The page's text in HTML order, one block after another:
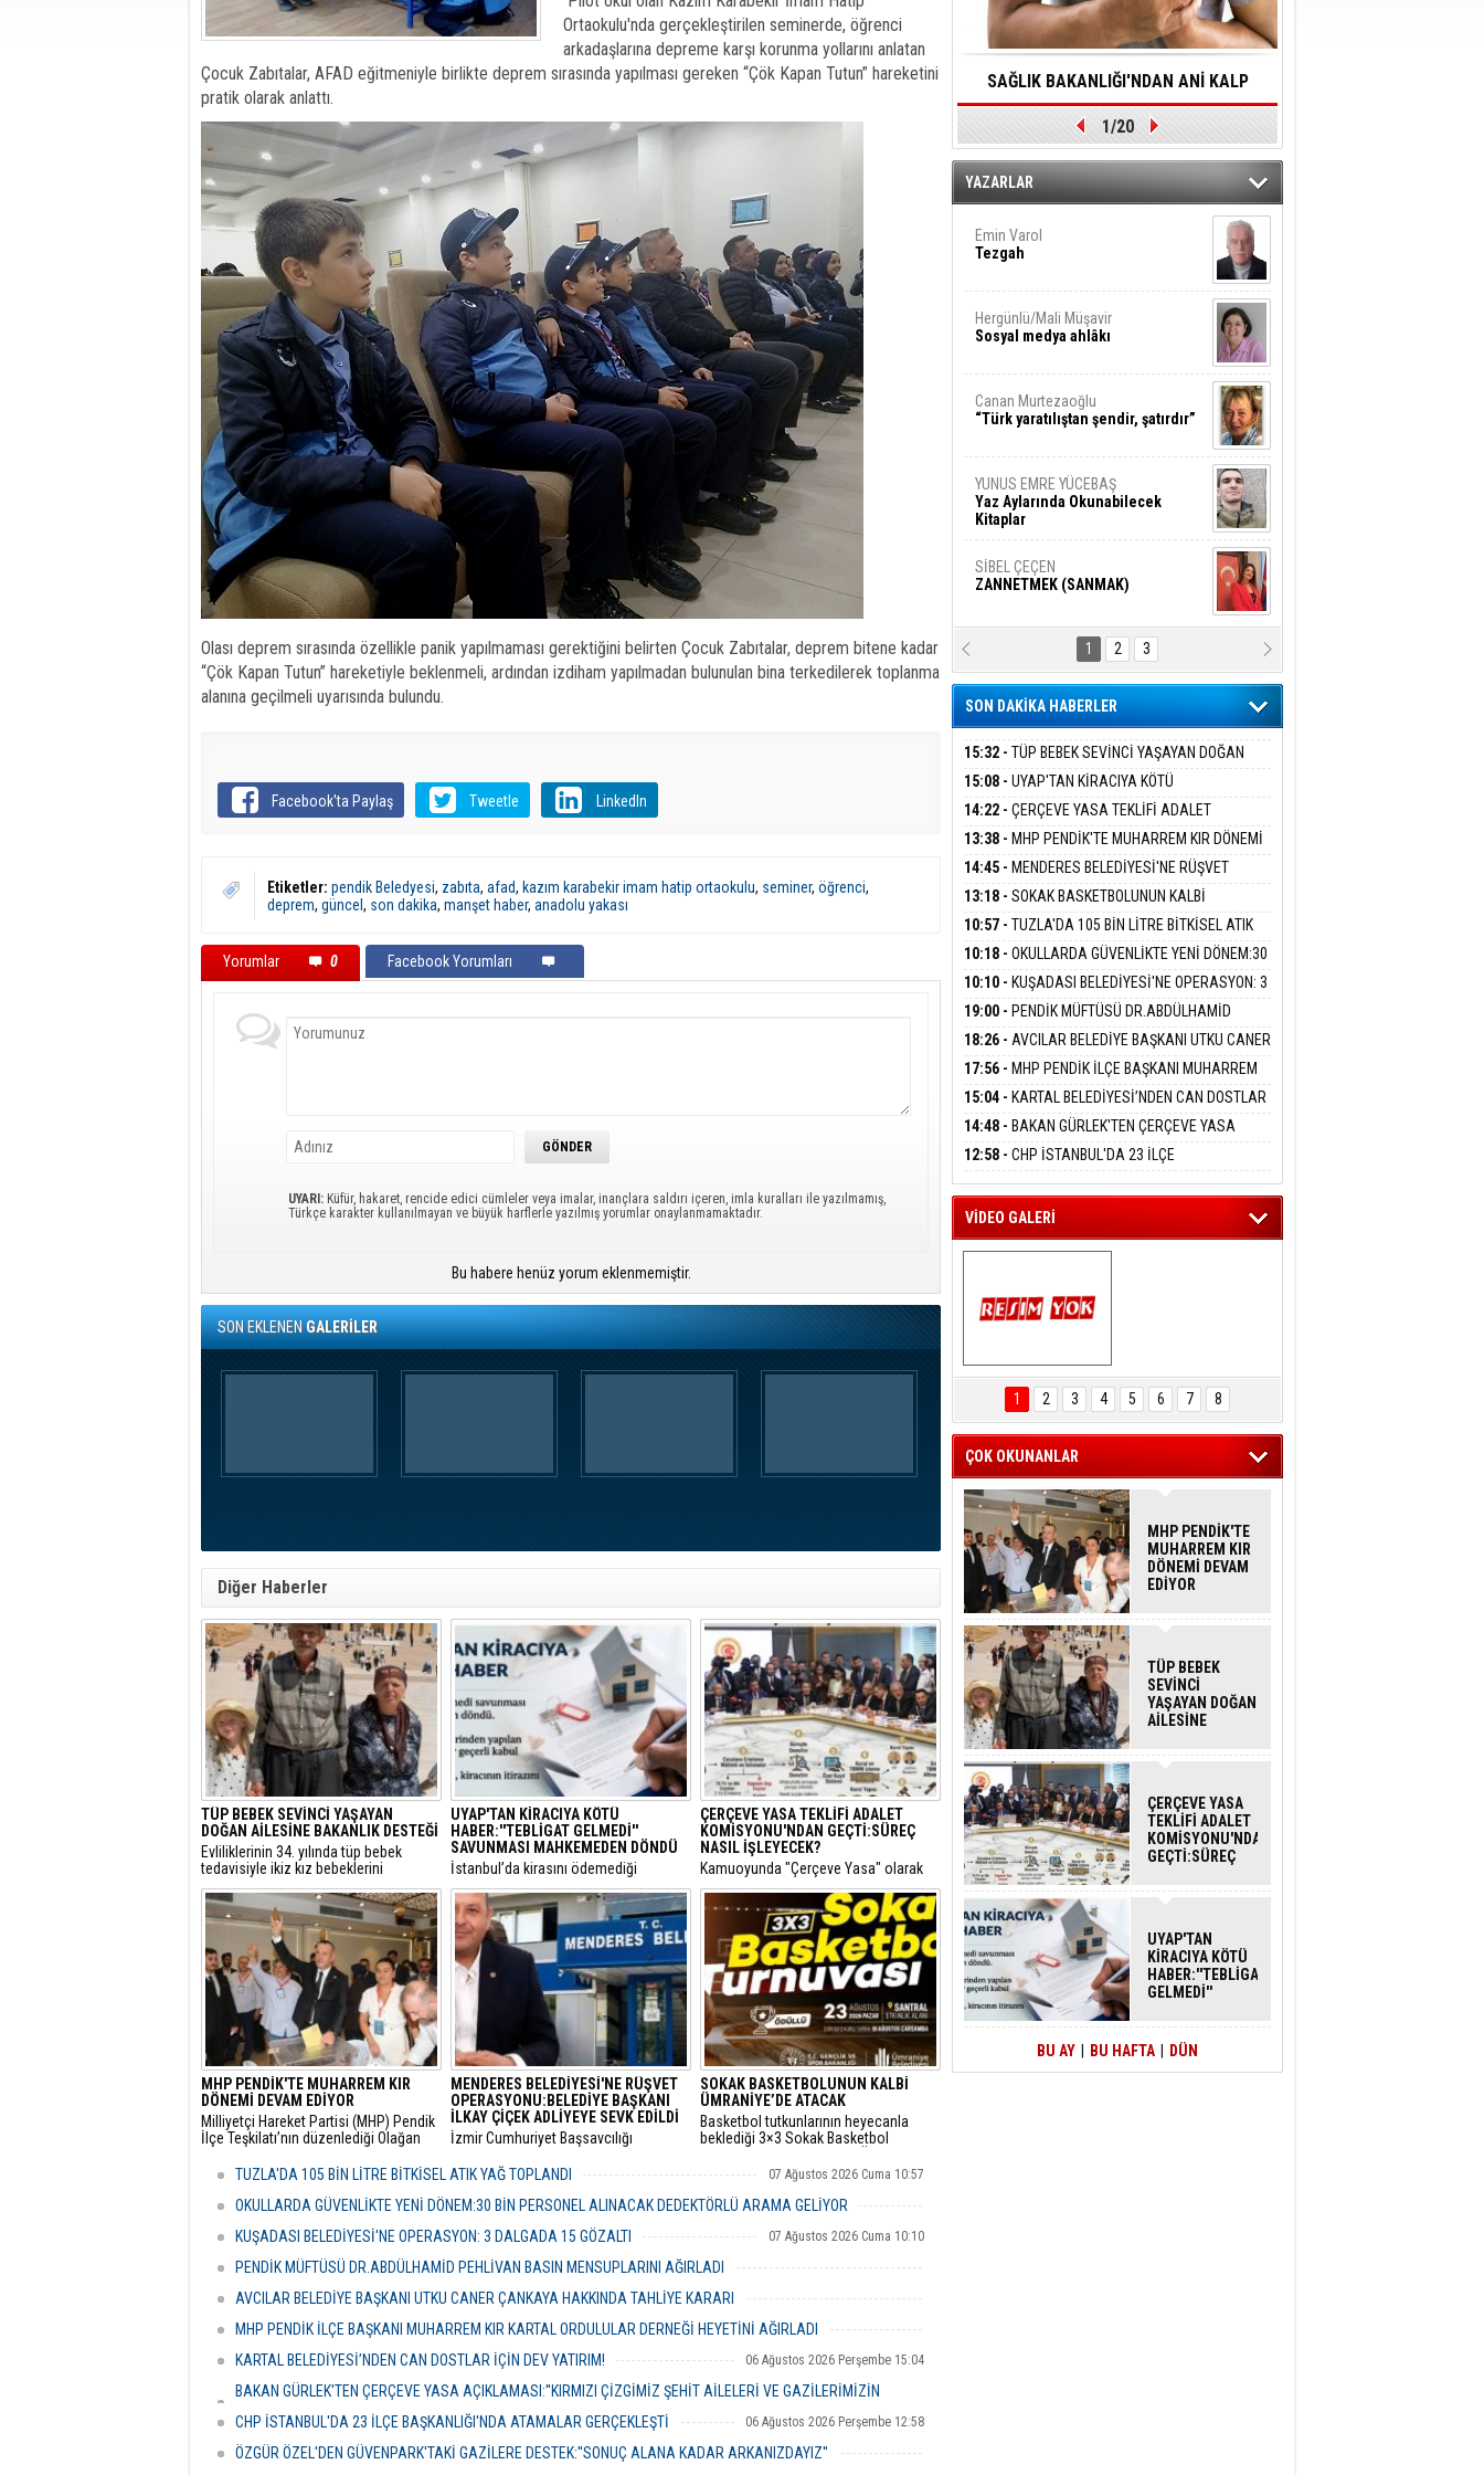
Ortaokulu'nda gerçekleştirilen seminerde, öğrenci
arkadaşlarına depreme karşı korunma yollarını anlatan
Çocuk Zabıtalar, AFAD eğitmeniyle birlikte deprem sırasında yapılması gereken “Çök Kapan Tutun” hareketini
pratik olarak anlattı.
Olası deprem sırasında özellikle panik yapılmaması gerektiğini belirten Çocuk Zabıtalar, deprem bitene kadar
“Çök Kapan Tutun” hareketiyle beklenmeli, ardından izdiham yapılmadan bulunulan bina terkedilerek toplanma
alanına geçilmeli uyarısında bulundu.
Facebook'ta Paylaş Tweetle LinkedIn
Etiketler: pendik Beledyesi, zabıta, afad, kazım karabekir imam hatip ortaokulu, seminer, öğrenci,
deprem, güncel , son dakika, manşet haber, anadolu yakası
Yorumlar 0 Facebook Yorumları
UYARI: Küfür, hakaret, rencide edici cümleler veya imalar, inançlara saldırı içeren, imla kuralları ile yazılmamış,
Türkçe karakter kullanılmayan ve büyük harflerle yazılmış yorumlar onaylanmamaktadır.
Bu habere henüz yorum eklenmemiştir.
SON EKLENENGALERİLER
Diğer Haberler
TÜP BEBEK SEVİNCİ YAŞAYAN
DOĞAN AİLESİNE BAKANLIK DESTEĞİ
​Evliliklerinin 34. yılında tüp bebek
tedavisiyle ikiz kız bebeklerini
kucaklarına alan ve Anıtkabir
ziyaretleriyle sosyal medyada büyük
beğeni toplayan Doğan ailesi için Aile
ve Sosyal Hizmetler Bakanlığı harekete
geçti.
UYAP'TAN KİRACIYA KÖTÜ
HABER:''TEBLİGAT GELMEDİ''
SAVUNMASI MAHKEMEDEN DÖNDÜ
​İstanbul’da kirasını ödemediği
gerekçesiyle hakkında icra takibi
başlatılan bir kiracının “Ödeme emri
elime ulaşmadı, takipten geç haberdar
oldum” diyerek yaptığı usulsüz tebligat
itirazı, İstinaf Mahkemesi’nin dikkat
çekici kararıyla sonuçsuz kaldı.
ÇERÇEVE YASA TEKLİFİ ADALET
KOMİSYONU'NDAN GEÇTİ:SÜREÇ
NASIL İŞLEYECEK?
​Kamuoyunda "Çerçeve Yasa" olarak
bilinen ve terör örgütü PKK'nin
kendisini feshederek silah bırakmasını
hedefleyen Milli Dayanışma ve
Toplumsal Bütünlüğün
Güçlendirilmesine Dair Kanun Teklifi,
TBMM Adalet Komisyonu'nda kabul
edildi.
MHP PENDİK'TE MUHARREM KIR
DÖNEMİ DEVAM EDİYOR
​Milliyetçi Hareket Partisi (MHP) Pendik
İlçe Teşkilatı’nın düzenlediği Olağan
Kır, delegelerin desteğini alarak
MENDERES BELEDİYESİ'NE RÜŞVET
OPERASYONU:BELEDİYE BAŞKANI
İLKAY ÇİÇEK ADLİYEYE SEVK EDİLDİ
​İzmir Cumhuriyet Başsavcılığı
soruşturması kapsamında gözaltına
Çiçek’in de aralarında bulunduğu 16
SOKAK BASKETBOLUNUN KALBİ
ÜMRANİYE’DE ATACAK
Basketbol tutkunlarının heyecanla
beklediği 3×3 Sokak Basketbol
Santral Etkinlik Alanı’nda
gerçekleştirilecek.
TUZLA'DA 105 BİN LİTRE BİTKİSEL ATIK YAĞ TOPLANDI 07 Ağustos 2026 Cuma 10:57
OKULLARDA GÜVENLİKTE YENİ DÖNEM:30 BİN PERSONEL ALINACAK DEDEKTÖRLÜ ARAMA GELİYOR
07 Ağustos 2026 Cuma 10:18
KUŞADASI BELEDİYESİ'NE OPERASYON: 3 DALGADA 15 GÖZALTI 07 Ağustos 2026 Cuma 10:10
PENDİK MÜFTÜSÜ DR.ABDÜLHAMİD PEHLİVAN BASIN MENSUPLARINI AĞIRLADI
AVCILAR BELEDİYE BAŞKANI UTKU CANER ÇANKAYA HAKKINDA TAHLİYE KARARI
06 Ağustos 2026 Perşembe 18:26
MHP PENDİK İLÇE BAŞKANI MUHARREM KIR KARTAL ORDULULAR DERNEĞİ HEYETİNİ AĞIRLADI
06 Ağustos 2026 Perşembe 17:56
KARTAL BELEDİYESİ’NDEN CAN DOSTLAR İÇİN DEV YATIRIM! 06 Ağustos 2026 Perşembe 15:04
BAKAN GÜRLEK'TEN ÇERÇEVE YASA AÇIKLAMASI:''KIRMIZI ÇİZGİMİZ ŞEHİT AİLELERİ VE GAZİLERİMİZİN
HASSASİYETİDİR''
CHP İSTANBUL'DA 23 İLÇE BAŞKANLIĞI'NDA ATAMALAR GERÇEKLEŞTİ 06 Ağustos 2026 Perşembe 12:58
ÖZGÜR ÖZEL'DEN GÜVENPARK'TAKİ GAZİLERE DESTEK:''SONUÇ ALANA KADAR ARKANIZDAYIZ''
SAĞLIK BAKANLIĞI'NDAN ANİ KALP
DURMALARINA HIZLI MÜDAHALE
EDİLMESİNE YÖNELİK ÖNLENMESİ İÇİN
1/20
YAZARLAR
Emin Varol
Tezgah
Hergünlü/Mali Müşavir
Sosyal medya ahlâkı
Canan Murtezaoğlu
“Türk yaratılıştan şendir, şatırdır”
YUNUS EMRE YÜCEBAŞ
Yaz Aylarında Okunabilecek
Kitaplar
SİBEL ÇEÇEN
ZANNETMEK (SANMAK)
Karanlık DNA Kuşaklararası
Şiddetin Biyolojik Faturası
Şiyar Adıyaman
Ben Bu Sahaya Sığmazam
Hasan Ali Çölük
Bir Satırın İçindeki İnsan
Ezgi Kılıç
SİVAS: ATEŞE ATILAN VİCDAN
BARIŞ BAŞARSLAN
ADANMAK
Meltem Kaynas
AFFETMEYECEĞİM!
1 2 3
SON DAKİKA HABERLER
15:32 - TÜP BEBEK SEVİNCİ YAŞAYAN DOĞAN
AİLESİNE BAKANLIK DESTEĞİ
15:08 - UYAP'TAN KİRACIYA KÖTÜ
HABER:''TEBLİGAT GELMEDİ'' SAVUNMASI
MAHKEMEDEN DÖNDÜ
14:22 - ÇERÇEVE YASA TEKLİFİ ADALET
KOMİSYONU'NDAN GEÇTİ:SÜREÇ NASIL
İŞLEYECEK?
13:38 - MHP PENDİK'TE MUHARREM KIR DÖNEMİ
DEVAM EDİYOR
14:45 - MENDERES BELEDİYESİ'NE RÜŞVET
OPERASYONU:BELEDİYE BAŞKANI İLKAY ÇİÇEK
ADLİYEYE SEVK EDİLDİ
13:18 - SOKAK BASKETBOLUNUN KALBİ
ÜMRANİYE’DE ATACAK
10:57 - TUZLA'DA 105 BİN LİTRE BİTKİSEL ATIK
YAĞ TOPLANDI
10:18 - OKULLARDA GÜVENLİKTE YENİ DÖNEM:30
BİN PERSONEL ALINACAK DEDEKTÖRLÜ ARAMA
GELİYOR
10:10 - KUŞADASI BELEDİYESİ'NE OPERASYON: 3
DALGADA 15 GÖZALTI
19:00 - PENDİK MÜFTÜSÜ DR.ABDÜLHAMİD
PEHLİVAN BASIN MENSUPLARINI AĞIRLADI
18:26 - AVCILAR BELEDİYE BAŞKANI UTKU CANER
ÇANKAYA HAKKINDA TAHLİYE KARARI
17:56 - MHP PENDİK İLÇE BAŞKANI MUHARREM
KIR KARTAL ORDULULAR DERNEĞİ HEYETİNİ
AĞIRLADI
15:04 - KARTAL BELEDİYESİ’NDEN CAN DOSTLAR
İÇİN DEV YATIRIM!
14:48 - BAKAN GÜRLEK'TEN ÇERÇEVE YASA
AÇIKLAMASI:''KIRMIZI ÇİZGİMİZ ŞEHİT AİLELERİ
VE GAZİLERİMİZİN HASSASİYETİDİR''
12:58 - CHP İSTANBUL'DA 23 İLÇE
BAŞKANLIĞI'NDA ATAMALAR GERÇEKLEŞTİ
VİDEO GALERİ
KARTAL ENGELSİZ
YAŞAM FESTİVALİ
KONSERİ
İZLEYİCİLERİ MEST
1 2 3 4 5 6 7 8
ÇOK OKUNANLAR
MHP PENDİK'TE
MUHARREM KIR
DÖNEMİ DEVAM
EDİYOR
TÜP BEBEK
SEVİNCİ
YAŞAYAN DOĞAN
AİLESİNE
DESTEĞİ
ÇERÇEVE YASA
TEKLİFİ ADALET
KOMİSYONU'NDAN
GEÇTİ:SÜREÇ
İŞLEYECEK?
UYAP'TAN
KİRACIYA KÖTÜ
HABER:''TEBLİGAT
GELMEDİ''
MAHKEMEDEN
DÖNDÜ
BU AY BU HAFTA DÜN